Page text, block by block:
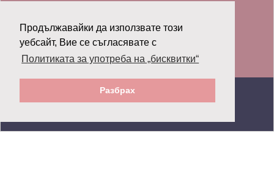
Продължавайки да използвате този
уебсайт, Вие се съгласявате с
Политиката за употреба на „бисквитки“
Разбрах
Последвай ни:
© 2026 Grazia.bg - Всички права запазени